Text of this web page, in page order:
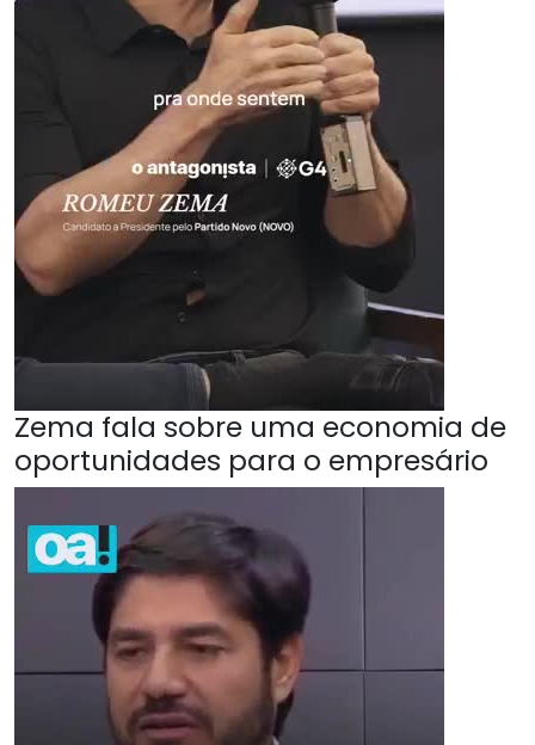
Zema fala sobre uma economia de
oportunidades para o empresário